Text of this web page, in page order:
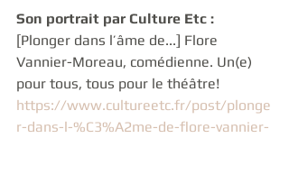
Son portrait par Culture Etc :
[Plonger dans l’âme de...] Flore
Vannier-Moreau, comédienne. Un(e)
pour tous, tous pour le théâtre!
https://www.cultureetc.fr/post/plonge
r-dans-l-%C3%A2me-de-flore-vannier-